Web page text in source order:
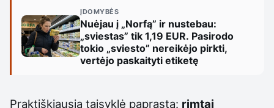
ĮDOMYBĖS
Nuėjau į „Norfą” ir nustebau:
„sviestas” tik 1,19 EUR. Pasirodo
tokio „sviesto” nereikėjo pirkti,
vertėjo paskaityti etiketę
Praktiškiausia taisyklė paprasta: rimtai